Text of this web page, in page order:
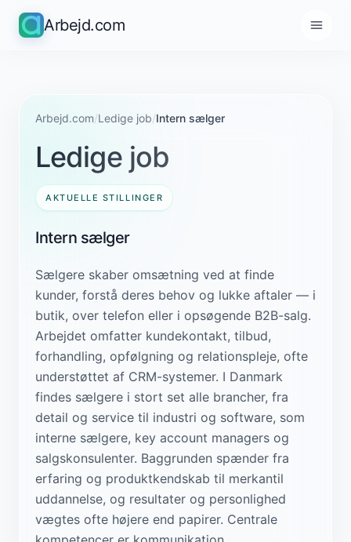
Arbejd.com
Arbejd.com/Ledige job/Intern sælger
Ledige job
AKTUELLE STILLINGER
Intern sælger
Sælgere skaber omsætning ved at finde
kunder, forstå deres behov og lukke aftaler — i
butik, over telefon eller i opsøgende B2B-salg.
Arbejdet omfatter kundekontakt, tilbud,
forhandling, opfølgning og relationspleje, ofte
understøttet af CRM-systemer. I Danmark
findes sælgere i stort set alle brancher, fra
detail og service til industri og software, som
interne sælgere, key account managers og
salgskonsulenter. Baggrunden spænder fra
erfaring og produktkendskab til merkantil
uddannelse, og resultater og personlighed
vægtes ofte højere end papirer. Centrale